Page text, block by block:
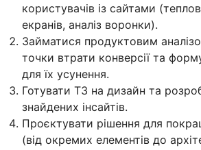
користувачів із сайтами
екранів, аналіз воронки).
Займатися продуктовим
точки втрати конверсії та
для їх усунення.
Готувати ТЗ на дизайн та
знайдених інсайтів.
Проєктувати рішення для
(від окремих елементів до